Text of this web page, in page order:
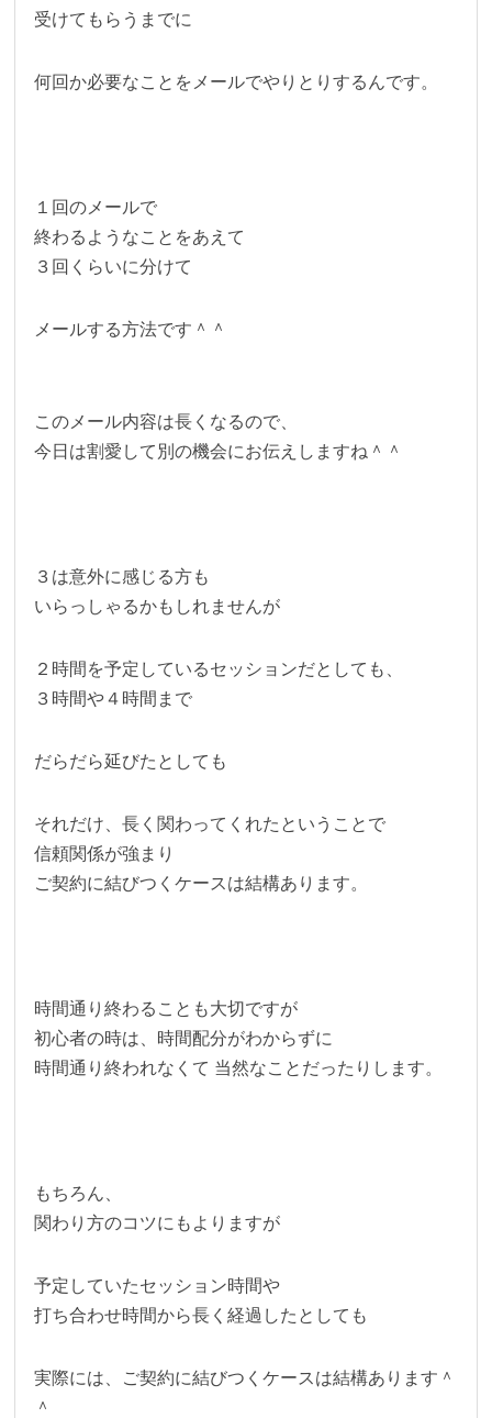
受けてもらうまでに
何回か必要なことをメールでやりとりするんです。
１回のメールで
終わるようなことをあえて
３回くらいに分けて
メールする方法です＾＾
このメール内容は長くなるので、
今日は割愛して別の機会にお伝えしますね＾＾
３は意外に感じる方も
いらっしゃるかもしれませんが
２時間を予定しているセッションだとしても、
３時間や４時間まで
だらだら延びたとしても
それだけ、長く関わってくれたということで
信頼関係が強まり
ご契約に結びつくケースは結構あります。
時間通り終わることも大切ですが
初心者の時は、時間配分がわからずに
時間通り終われなくて 当然なことだったりします。
もちろん、
関わり方のコツにもよりますが
予定していたセッション時間や
打ち合わせ時間から長く経過したとしても
実際には、ご契約に結びつくケースは結構あります＾
＾